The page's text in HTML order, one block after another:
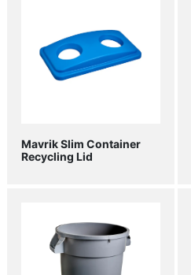
Mavrik Slim Container
Recycling Lid